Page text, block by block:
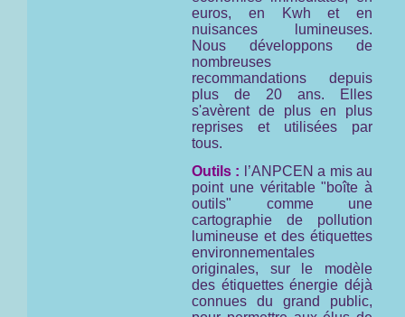
euros, en Kwh et en
nuisances lumineuses.
Nous développons de
nombreuses
recommandations depuis
plus de 20 ans. Elles
s'avèrent de plus en plus
reprises et utilisées par
tous.
Outils :
l’ANPCEN a mis au
point une véritable "boîte à
outils" comme une
cartographie de pollution
lumineuse et des étiquettes
environnementales
originales, sur le modèle
des étiquettes énergie déjà
connues du grand public,